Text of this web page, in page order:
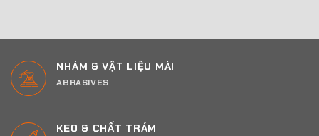
NHÁM & VẬT LIỆU MÀI
ABRASIVES
KEO & CHẤT TRÁM